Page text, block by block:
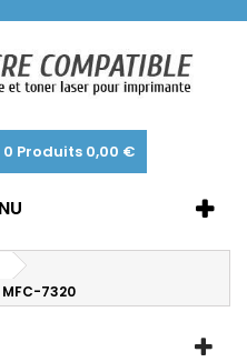
0 Produits 0,00 €
MFC-7320